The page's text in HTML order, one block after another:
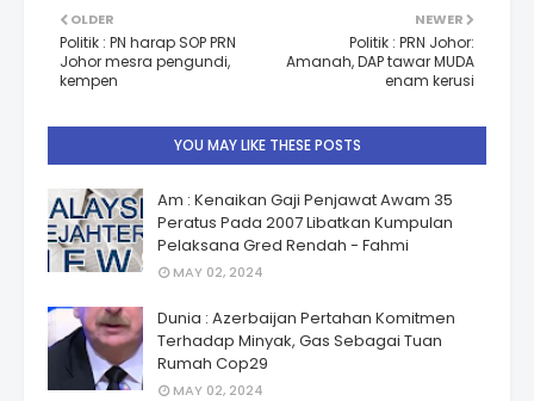
NEWER
Politik : PRN Johor:
Amanah, DAP tawar MUDA
enam kerusi
OLDER
Politik : PN harap SOP PRN
Johor mesra pengundi,
kempen
YOU MAY LIKE THESE POSTS
Am : Kenaikan Gaji Penjawat Awam 35
Peratus Pada 2007 Libatkan Kumpulan
Pelaksana Gred Rendah - Fahmi
MAY 02, 2024
Dunia : Azerbaijan Pertahan Komitmen
Terhadap Minyak, Gas Sebagai Tuan
Rumah Cop29
MAY 02, 2024